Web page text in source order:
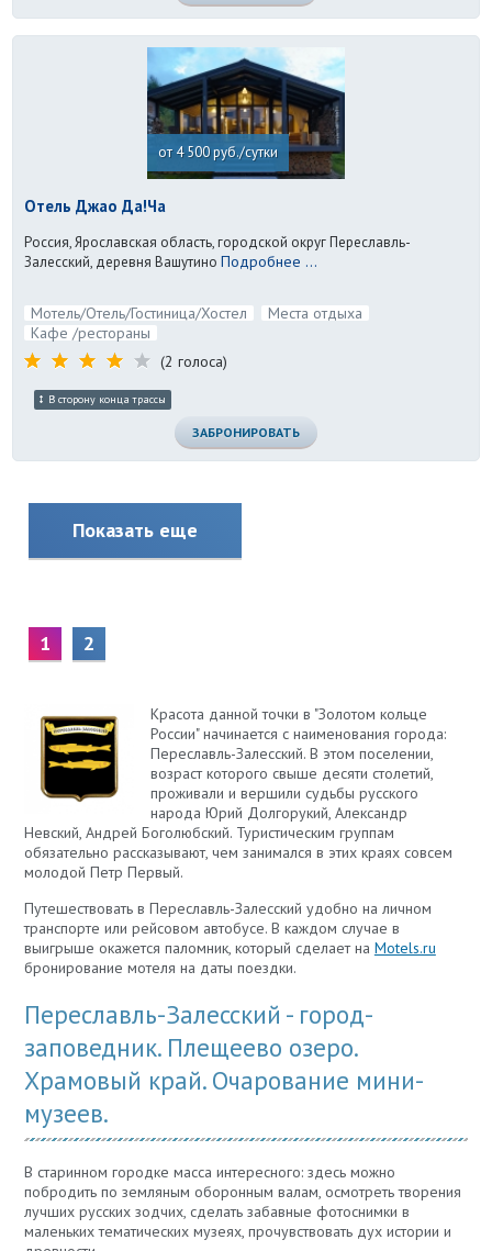
от 4 500 руб./сутки
Отель Джао Да!Ча
Россия, Ярославская область, городской округ Переславль-
Залесский, деревня Вашутино Подробнее ...
Мотель/Отель/Гостиница/Хостел
Места отдыха
Кафе /рестораны
(2 голоса)
В сторону конца трассы
ЗАБРОНИРОВАТЬ
Показать еще
1 2
Красота данной точки в "Золотом кольце
России" начинается с наименования города:
Переславль-Залесский. В этом поселении,
возраст которого свыше десяти столетий,
проживали и вершили судьбы русского
народа Юрий Долгорукий, Александр
Невский, Андрей Боголюбский. Туристическим группам
обязательно рассказывают, чем занимался в этих краях совсем
молодой Петр Первый.
Путешествовать в Переславль-Залесский удобно на личном
транспорте или рейсовом автобусе. В каждом случае в
выигрыше окажется паломник, который сделает на Motels.ru
бронирование мотеля на даты поездки.
Переславль-Залесский - город-
заповедник. Плещеево озеро.
Храмовый край. Очарование мини-
музеев.
В старинном городке масса интересного: здесь можно
побродить по земляным оборонным валам, осмотреть творения
лучших русских зодчих, сделать забавные фотоснимки в
маленьких тематических музеях, прочувствовать дух истории и